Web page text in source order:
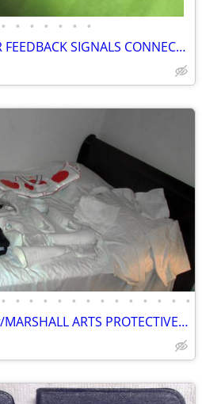
• • • • • • •
ALLEN-BRADLEY MOTOR FEEDBACK SIGNALS CONNECTOR 2090-K2CK-D15M KINETIX
• • • • • • • • • • • • • •
TAEKWONDO DUFFLE w/MARSHALL ARTS PROTECTIVE GEAR/CLOTHING/ATTIRE SIZE3